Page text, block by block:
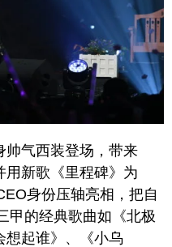
帅气西装登场，带来
用新歌《里程碑》为
身份压轴亮相，把自
甲的经典歌曲如《北极
想起谁》、《小乌